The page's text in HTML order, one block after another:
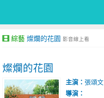
綜藝 燦爛的花園 影音線上看
燦爛的花園
主演： 張頌文
導演：